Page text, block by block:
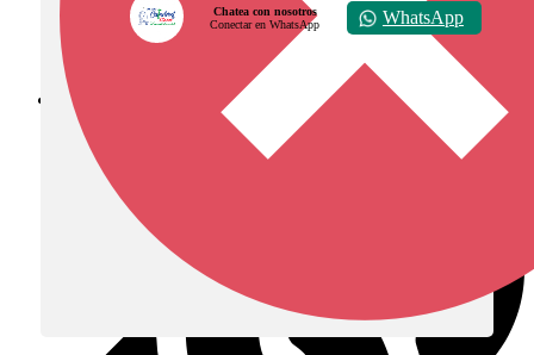
Diócesis de Zipaquirá
Chatea con nosotros
Conectar en WhatsApp
WhatsApp